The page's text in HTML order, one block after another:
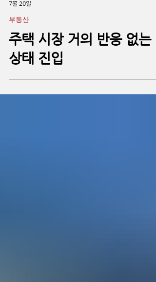
홍성호 기자
7월 20일
부동산
주택 시장 거의 반응 없는